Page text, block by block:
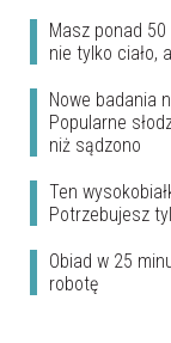
Masz ponad
nie tylko ciało,
Nowe badania
Popularne
niż sądzono
Ten
Potrzebujesz
Obiad w 25
robotę